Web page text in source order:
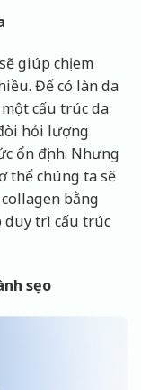
giúp chị em
Để có làn da
cấu trúc da
hỏi lượng
ổn định. Nhưng
thể chúng ta sẽ
bằng
duy trì cấu trúc
sẹo